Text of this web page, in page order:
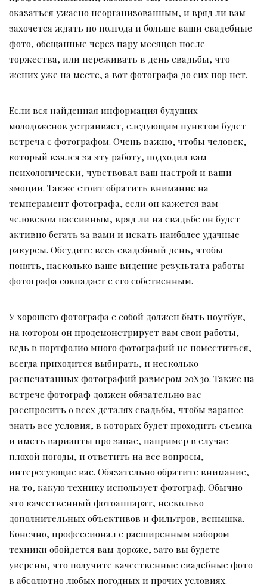
оказаться ужасно неорганизованным, и вряд ли вам
захочется ждать по полгода и больше ваши свадебные
фото, обещанные через пару месяцев после
торжества, или переживать в день свадьбы, что
жених уже на месте, а вот фотографа до сих пор нет.
Если вся найденная информация будущих
молодоженов устраивает, следующим пунктом будет
встреча с фотографом. Очень важно, чтобы человек,
который взялся за эту работу, подходил вам
психологически, чувствовал ваш настрой и ваши
эмоции. Также стоит обратить внимание на
темперамент фотографа, если он кажется вам
человеком пассивным, вряд ли на свадьбе он будет
активно бегать за вами и искать наиболее удачные
ракурсы. Обсудите весь свадебный день, чтобы
понять, насколько ваше видение результата работы
фотографа совпадает с его собственным.
У хорошего фотографа с собой должен быть ноутбук,
на котором он продемонстрирует вам свои работы,
ведь в портфолио много фотографий не поместиться,
всегда приходится выбирать, и несколько
распечатанных фотографий размером 20Х30. Также на
встрече фотограф должен обязательно вас
расспросить о всех деталях свадьбы, чтобы заранее
знать все условия, в которых будет проходить съемка
и иметь варианты про запас, например в случае
плохой погоды, и ответить на все вопросы,
интересующие вас. Обязательно обратите внимание,
на то, какую технику использует фотограф. Обычно
это качественный фотоаппарат, несколько
дополнительных объективов и фильтров, вспышка.
Конечно, профессионал с расширенным набором
техники обойдется вам дороже, зато вы будете
уверены, что получите качественные свадебные фото
в абсолютно любых погодных и прочих условиях.